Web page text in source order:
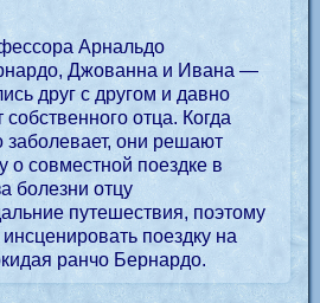
Арнальдо
Джованна и Ивана —
друг с другом и давно
отца. Когда
заболевает, они решают
о совместной поездке в
болезни отцу
путешествия, поэтому
поездку на
ранчо Бернардо.